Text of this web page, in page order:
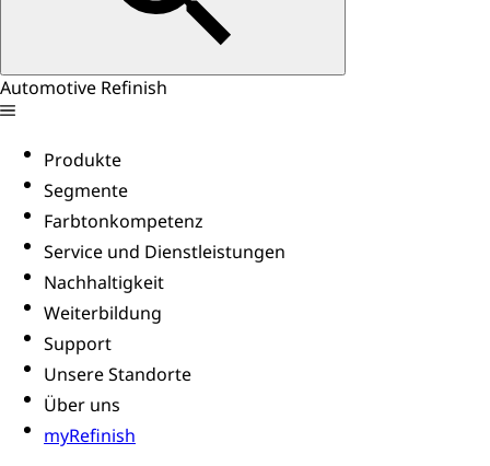
Automotive Refinish
Produkte
Segmente
Farbtonkompetenz
Service und Dienstleistungen
Nachhaltigkeit
Weiterbildung
Support
Unsere Standorte
Über uns
myRefinish